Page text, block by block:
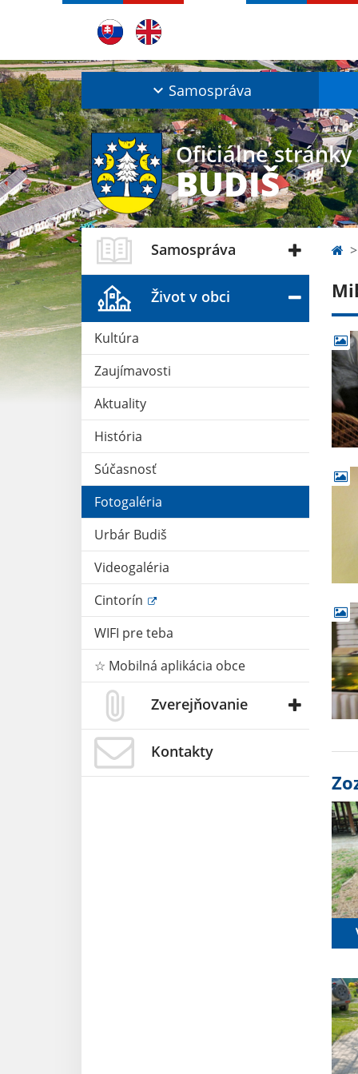
Samospráva
Oficiálne stránky
BUDIŠ
Samospráva
Život v obci
Kultúra
Zaujímavosti
Aktuality
História
Súčasnosť
Fotogaléria
Urbár Budiš
Videogaléria
Cintorín
WIFI pre teba
☆ Mobilná aplikácia obce
Zverejňovanie
Kontakty